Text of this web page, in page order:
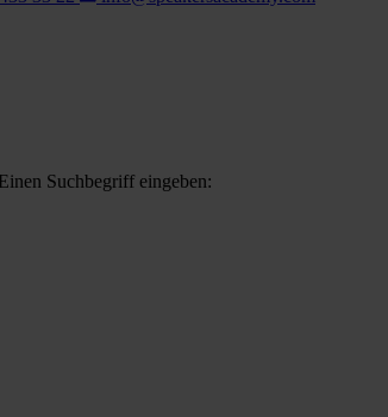
Einen Suchbegriff eingeben: